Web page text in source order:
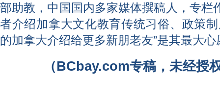
部助教，中国国内多家媒体撰稿人，专栏
者介绍加拿大文化教育传统习俗、政策
的加拿大介绍给更多新朋老友”是其最大心
（BCbay.com专稿，未经授